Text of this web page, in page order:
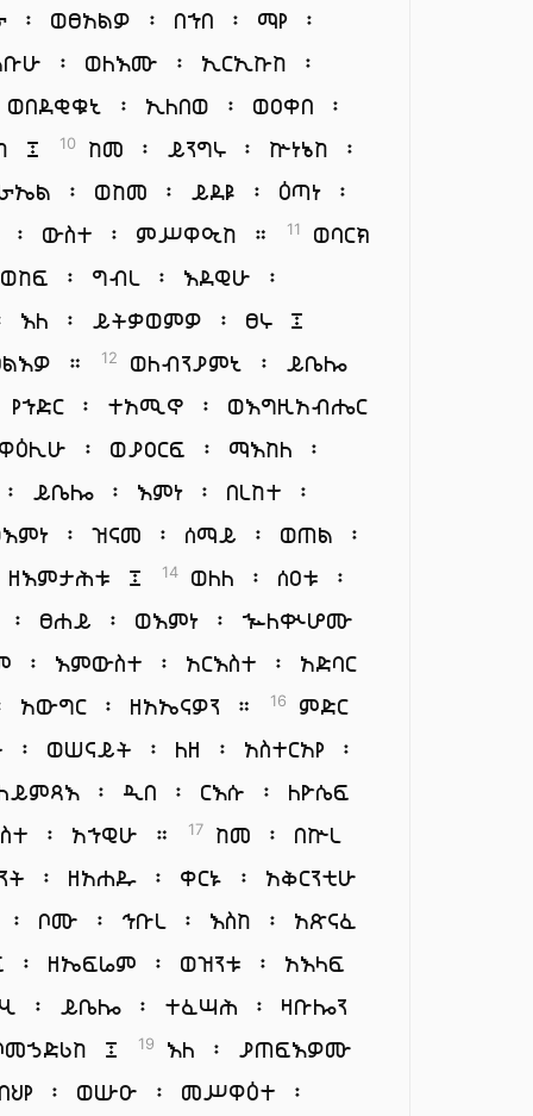
፡ ወፀአልዎ ፡ በኀበ ፡ ማየ ፡
፡ ወለእሙ ፡ ኢርኢኩከ ፡
፡ ኢለበወ ፡ ወዐቀበ ፡
፤
10
ከመ ፡ ይንግሩ ፡ ኵነኔከ ፡
፡ ወከመ ፡ ይደዩ ፡ ዕጣነ ፡
፡ ውስተ ፡ ምሥዋዒከ ።
11
ወባርክ
፡ ግብረ ፡ እደዊሁ ፡
እለ ፡ ይትቃወምዎ ፡ ፀሩ ፤
።
12
ወለብንያምኒ ፡ ይቤሎ
፡ ተአሚኖ ፡ ወእግዚአብሔር
፡ ወያዐርፍ ፡ ማእከለ ፡
፡ ይቤሎ ፡ እምነ ፡ በረከተ ፡
፡ ዝናመ ፡ ሰማይ ፡ ወጠል ፡
ዘእምታሕቱ ፤
14
ወለለ ፡ ሰዐቱ ፡
፡ ፀሐይ ፡ ወእምነ ፡ ኍለቊሆሙ
፡ እምውስተ ፡ አርእስተ ፡ አድባር
አውግር ፡ ዘአኤናዎን ።
16
ምድር
ወሠናይት ፡ ለዘ ፡ አስተርአየ ፡
፡ ዲበ ፡ ርእሱ ፡ ለዮሴፍ
፡ አኀዊሁ ።
17
ከመ ፡ በኵረ
፡ ዘአሐዱ ፡ ቀርኑ ፡ አቅርንቲሁ
ቦሙ ፡ ኅቡረ ፡ እስከ ፡ አጽናፈ
፡ ዘኤፍሬም ፡ ወዝንቱ ፡ አእላፍ
፡ ይቤሎ ፡ ተፈሣሕ ፡ ዛቡሎን
፤
19
እለ ፡ ያጠፍእዎሙ
፡ ወሡዑ ፡ መሥዋዕተ ፡